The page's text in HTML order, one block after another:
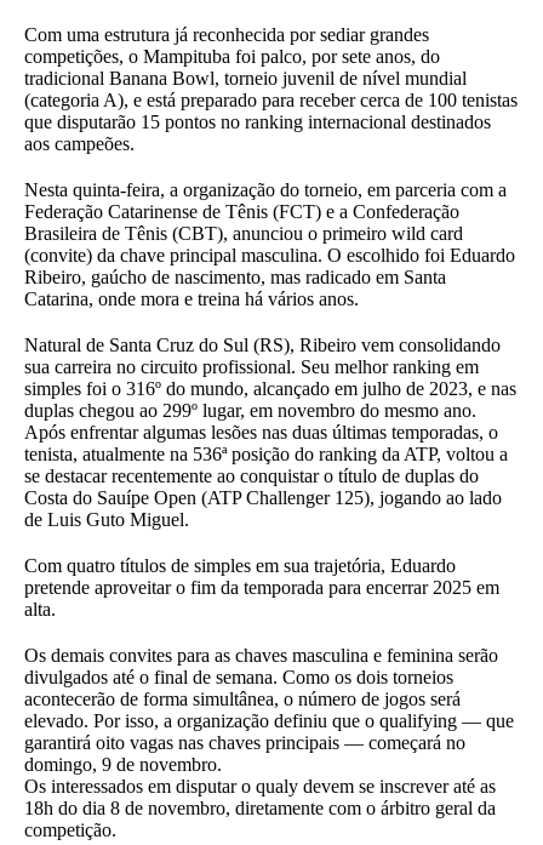
Com uma estrutura já reconhecida por sediar grandes
competições, o Mampituba foi palco, por sete anos, do
tradicional Banana Bowl, torneio juvenil de nível mundial
(categoria A), e está preparado para receber cerca de 100 tenistas
que disputarão 15 pontos no ranking internacional destinados
aos campeões.
Nesta quinta-feira, a organização do torneio, em parceria com a
Federação Catarinense de Tênis (FCT) e a Confederação
Brasileira de Tênis (CBT), anunciou o primeiro wild card
(convite) da chave principal masculina. O escolhido foi Eduardo
Ribeiro, gaúcho de nascimento, mas radicado em Santa
Catarina, onde mora e treina há vários anos.
Natural de Santa Cruz do Sul (RS), Ribeiro vem consolidando
sua carreira no circuito profissional. Seu melhor ranking em
simples foi o 316º do mundo, alcançado em julho de 2023, e nas
duplas chegou ao 299º lugar, em novembro do mesmo ano.
Após enfrentar algumas lesões nas duas últimas temporadas, o
tenista, atualmente na 536ª posição do ranking da ATP, voltou a
se destacar recentemente ao conquistar o título de duplas do
Costa do Sauípe Open (ATP Challenger 125), jogando ao lado
de Luis Guto Miguel.
Com quatro títulos de simples em sua trajetória, Eduardo
pretende aproveitar o fim da temporada para encerrar 2025 em
alta.
Os demais convites para as chaves masculina e feminina serão
divulgados até o final de semana. Como os dois torneios
acontecerão de forma simultânea, o número de jogos será
elevado. Por isso, a organização definiu que o qualifying — que
garantirá oito vagas nas chaves principais — começará no
domingo, 9 de novembro.
Os interessados em disputar o qualy devem se inscrever até as
18h do dia 8 de novembro, diretamente com o árbitro geral da
competição.